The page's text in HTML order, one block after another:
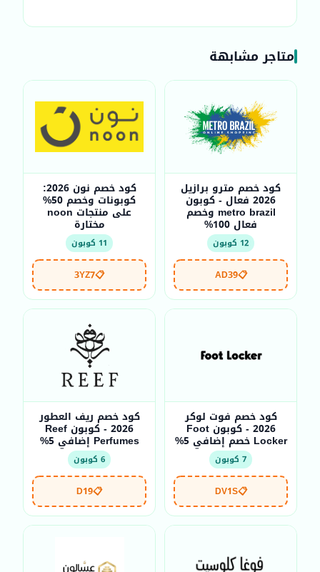
متاجر مشابهة
كود خصم مترو برازيل
2026 فعال - كوبون
metro brazil وخصم
فعال 100%
12 كوبون
📋
AD39
كود خصم نون 2026:
كوبونات وخصم 50%
على منتجات noon
مختارة
11 كوبون
📋
3YZ7
كود خصم فوت لوكر
2026 - كوبون Foot
Locker خصم إضافي 5%
7 كوبون
📋
DV1S
كود خصم ريف العطور
2026 - كوبون Reef
Perfumes إضافي 5%
6 كوبون
📋
D19